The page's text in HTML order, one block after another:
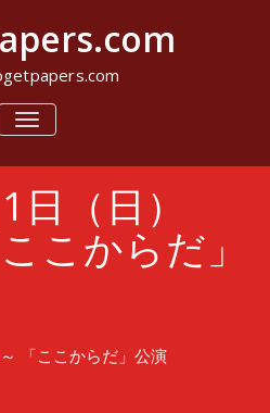
ナ
ビ
シ
ョ
ン
を
切
（日）
こからだ」
「ここからだ」公演